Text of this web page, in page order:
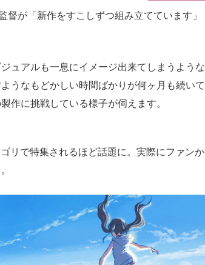
が「新作をすこしずつ組み立てています」
ュアルも一息にイメージ出来てしまうような
うなもどかしい時間ばかりが何ヶ月も続いて
に挑戦している様子が伺えます。
リで特集されるほど話題に。実際にファンか